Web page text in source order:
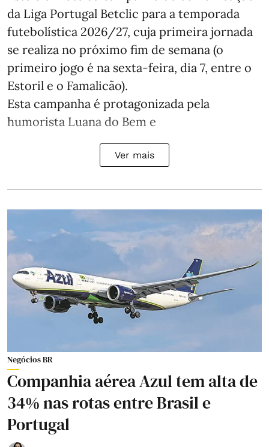
da Liga Portugal Betclic para a temporada
futebolística 2026/27, cuja primeira jornada
se realiza no próximo fim de semana (o
primeiro jogo é na sexta-feira, dia 7, entre o
Estoril e o Famalicão).
Esta campanha é protagonizada pela
humorista Luana do Bem e
Ver mais
Negócios BR
Companhia aérea Azul tem alta de
34% nas rotas entre Brasil e
Portugal